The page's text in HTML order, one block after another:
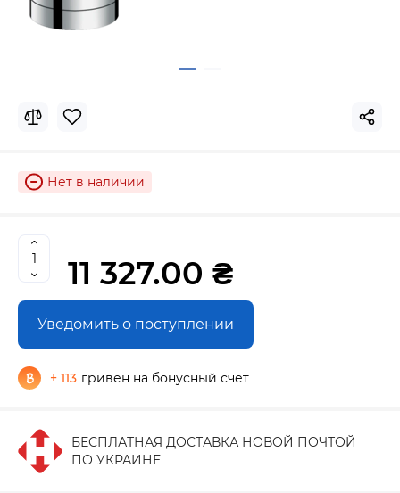
Нет в наличии
11 327.00 ₴
Уведомить о поступлении
+ 113 гривен на бонусный счет
БЕСПЛАТНАЯ ДОСТАВКА НОВОЙ ПОЧТОЙ
ПО УКРАИНЕ